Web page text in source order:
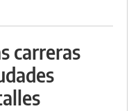
carreras